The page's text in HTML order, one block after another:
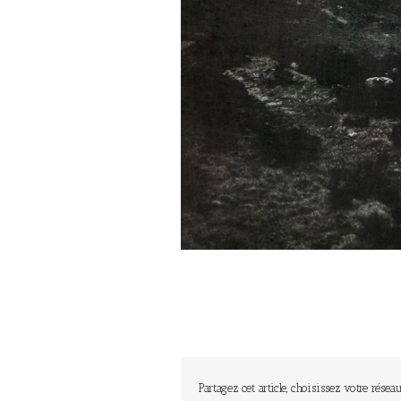
Partagez cet article, choisissez votre